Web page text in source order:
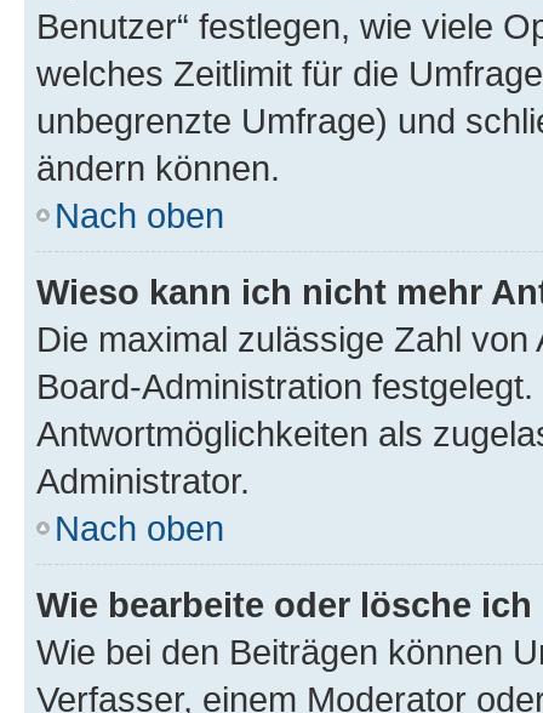
Benutzer“ festlegen, wie viele
welches Zeitlimit für die
unbegrenzte Umfrage) und
ändern können.
Nach oben
Wieso kann ich nicht mehr
Die maximal zulässige Zahl
Board-Administration
Antwortmöglichkeiten als
Administrator.
Nach oben
Wie bearbeite oder lösche
Wie bei den Beiträgen können
Verfasser, einem Moderator